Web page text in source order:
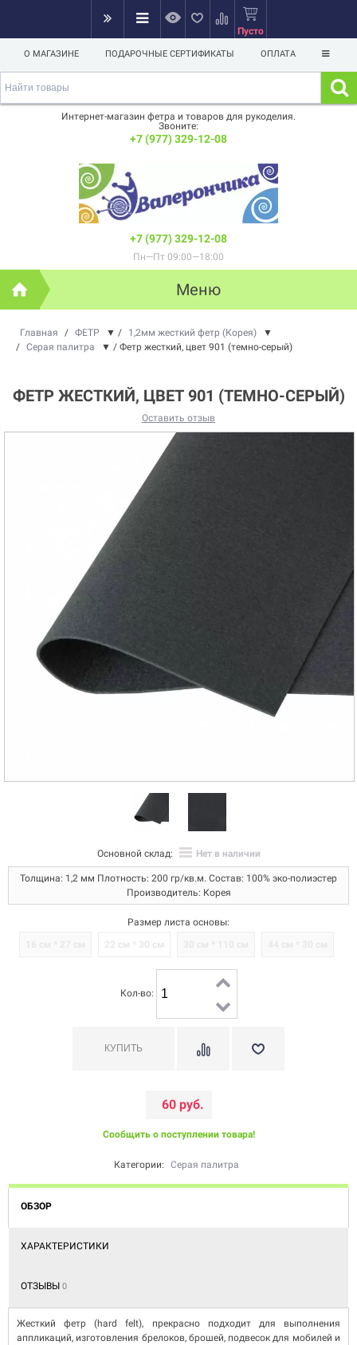
Пусто
О МАГАЗИНЕ ПОДАРОЧНЫЕ СЕРТИФИКАТЫ ОПЛАТА
Интернет-магазин фетра и товаров для рукоделия.
Звоните:
+7 (977) 329-12-08
+7 (977) 329-12-08
Пн—Пт 09:00—18:00
Меню
Главная / ФЕТР ▼ / 1,2мм жесткий фетр (Корея)
▼
/ Серая палитра ▼ / Фетр жесткий, цвет 901 (темно-серый)
ФЕТР ЖЕСТКИЙ, ЦВЕТ 901 (ТЕМНО-СЕРЫЙ)
Оставить отзыв
Основной склад: Нет в наличии
Толщина: 1,2 мм Плотность: 200 гр/кв.м. Состав: 100% эко-полиэстер
Производитель: Корея
Размер листа основы:
22 см * 30 см
Кол-во:
60 руб.
Сообщить о поступлении товара!
Категории: Серая палитра
ОБЗОР
ХАРАКТЕРИСТИКИ
ОТЗЫВЫ 0
Жесткий фетр (hard felt), прекрасно подходит для выполнения
аппликаций, изготовления брелоков, брошей, подвесок для мобилей и